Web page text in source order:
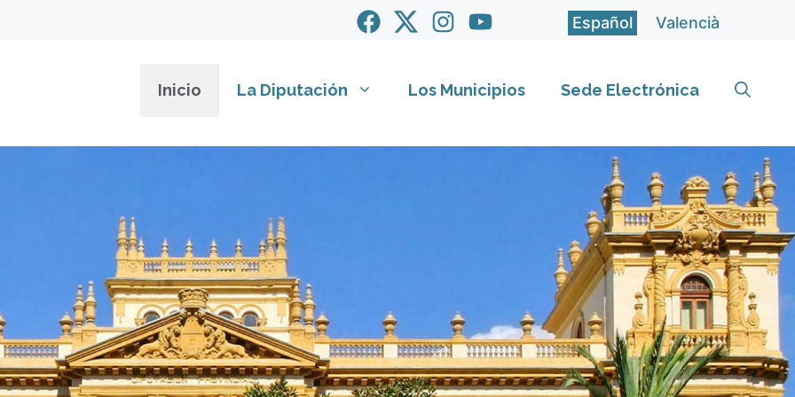
Español Valencià
Inicio La Diputación Los Municipios Sede Electrónica